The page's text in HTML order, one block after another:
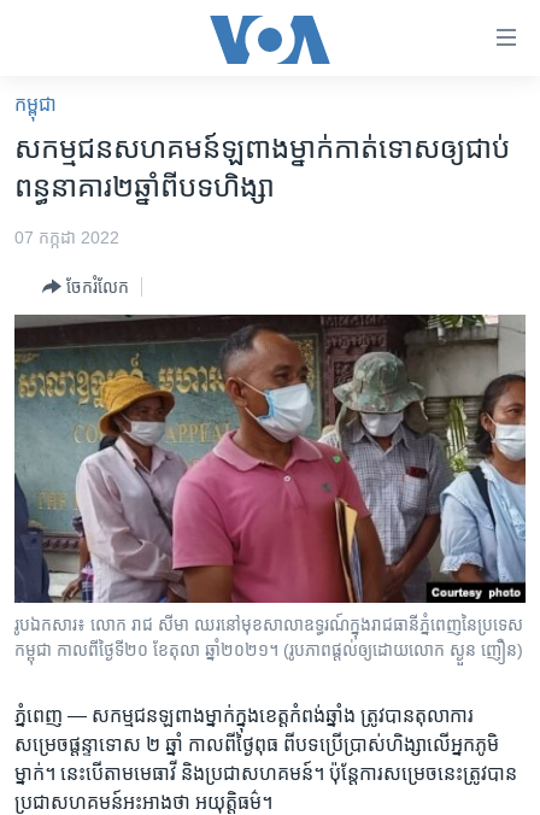
គេហទំព័រ​
ទាក់ទង
និង​
ព័ត៌មាន​​
ម្តង
រំលង​
ទៅ​
ទំព័រ​
រចនា
សម្ព័ន្ធ​
រំលង​
និង​
ចូល​
កាន់​
ទំព័រ​
ស្វែង​
រក
កម្ពុជា
អន្តរជាតិ
ហេឡូវីអូអេ
កម្ពុជាច្នៃប្រតិដ្ឋ
ព្រឹត្តិការណ៍ព័ត៌មាន
ទូរទស្សន៍ / វីដេអូ​
វិទ្យុ / ផតខាសថ៍
កម្មវិធីទាំងអស់
Khmer English
បណ្តាញ​សង្គម
ភាសា
កម្ពុជា
សកម្មជន​សហគមន៍​ឡពាង​ម្នាក់​កាត់​ទោស​ឲ្យ​ជាប់​
ពន្ធនាគារ​២​ឆ្នាំពី​បទ​ហិង្សា
07 កក្កដា 2022
ចែករំលែក
រូបឯកសារ៖ លោក រាជ សីមា ឈរ​នៅមុខ​សាលាឧទ្ធរណ៍​ក្នុង​រាជធានី​ភ្នំពេញ​នៃ​ប្រទេស​
កម្ពុជា កាលពី​ថ្ងៃទី២០ ខែតុលា ឆ្នាំ២០២១។ (រូបភាព​ផ្តល់​ឲ្យ​ដោយ​លោក ស្ងួន ញឿន)
ភ្នំពេញ — សកម្មជន​ឡ​ពាង​ម្នាក់​ក្នុង​ខេត្ត​កំពង់​ឆ្នាំង ត្រូវ​បាន​តុលា​ការ​
សម្រេច​ផ្តន្ទាទោស ​២ ​ឆ្នាំ កាល​ពី​ថ្ងៃ​ពុធ ពី​បទ​ប្រើ​ប្រាស់​ហិង្សា​លើ​អ្នក​ភូមិ​
ម្នាក់។ នេះ​បើ​តាម​មេធា​វី និង​ប្រជា​សហគមន៍។ ប៉ុន្តែ​ការ​សម្រេច​នេះ​ត្រូវ​បាន​
ប្រជា​សហគមន៍​អះ​អាង​ថា ​អយុត្តិ​ធម៌។